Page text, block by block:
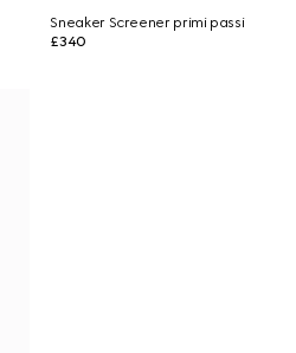
Sneaker Screener primi passi
£340